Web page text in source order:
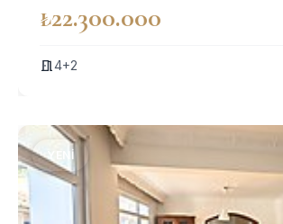
₺22.300.000
4+2
YENI